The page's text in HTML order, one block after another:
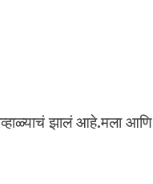
झालं आहे.मला आणि